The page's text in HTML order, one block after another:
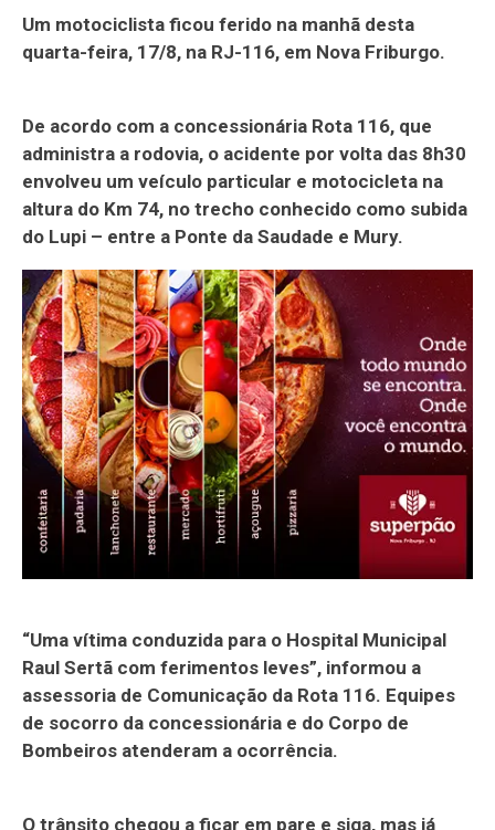
Um motociclista ficou ferido na manhã desta
quarta-feira, 17/8, na RJ-116, em Nova Friburgo.
De acordo com a concessionária Rota 116, que
administra a rodovia, o acidente por volta das 8h30
envolveu um veículo particular e motocicleta na
altura do Km 74, no trecho conhecido como subida
do Lupi – entre a Ponte da Saudade e Mury.
“Uma vítima conduzida para o Hospital Municipal
Raul Sertã com ferimentos leves”, informou a
assessoria de Comunicação da Rota 116. Equipes
de socorro da concessionária e do Corpo de
Bombeiros atenderam a ocorrência.
O trânsito chegou a ficar em pare e siga, mas já